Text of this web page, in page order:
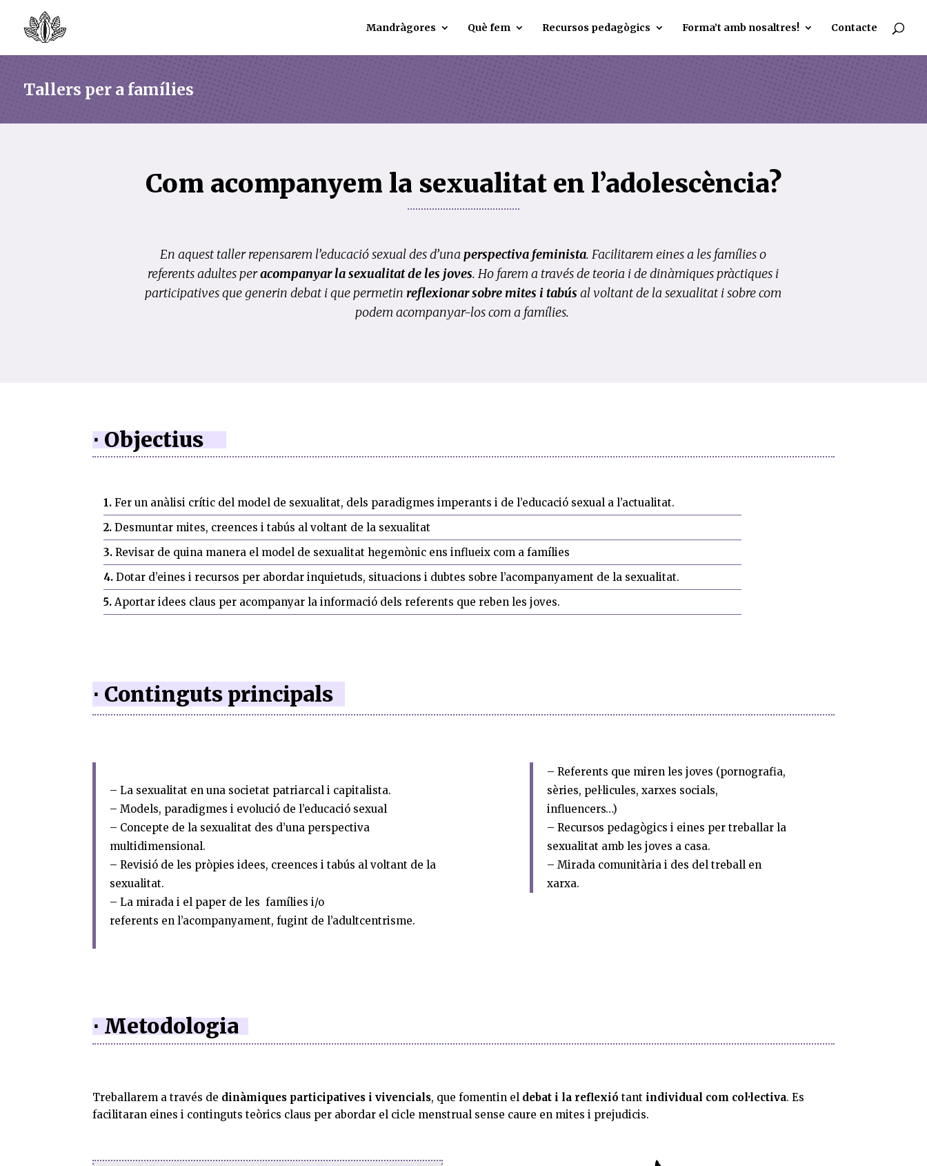
Mandràgores Què fem Recursos pedagògics Forma’t amb nosaltres! Contacte
Tallers per a famílies
Com acompanyem la sexualitat en l’adolescència?
En aquest taller repensarem l’educació sexual des d’una perspectiva feminista. Facilitarem eines a les famílies o
referents adultes peracompanyar la sexualitat de les joves. Ho farem a través de teoria i de dinàmiques pràctiques i
participatives que generin debat i que permetin reflexionar sobre mites i tabús al voltant de la sexualitat i sobre com
podem acompanyar-los com a famílies.
⋅ Objectius
1. Fer un anàlisi crític del model de sexualitat, dels paradigmes imperants i de l’educació sexual a l’actualitat.
2. Desmuntar mites, creences i tabús al voltant de la sexualitat
3. Revisar de quina manera el model de sexualitat hegemònic ens influeix com a famílies
4. Dotar d’eines i recursos per abordar inquietuds, situacions i dubtes sobre l’acompanyament de la sexualitat.
5. Aportar idees claus per acompanyar la informació dels referents que reben les joves.
⋅ Continguts principals
– La sexualitat en una societat patriarcal i capitalista.
– Models, paradigmes i evolució de l’educació sexual
– Concepte de la sexualitat des d’una perspectiva
multidimensional.
– Revisió de les pròpies idees, creences i tabús al voltant de la
sexualitat.
–La mirada i el paper de les famílies i/o
referents en l’acompanyament, fugint de l’adultcentrisme.
– Referents que miren les joves (pornografia,
sèries, pel·licules, xarxes socials,
influencers…)
– Recursos pedagògics i eines per treballar la
sexualitat amb les joves a casa.
– Mirada comunitària i des del treball en
xarxa.
⋅ Metodologia
Treballarem a través de dinàmiques participatives i vivencials, que fomentin el debat i la reflexió tant individual com col·lectiva. Es
facilitaran eines i continguts teòrics claus per abordar el cicle menstrual sense caure en mites i prejudicis.